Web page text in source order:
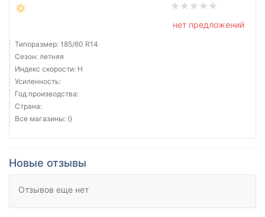
нет предложений
Типоразмер: 185/60 R14
Сезон: летняя
Индекс скорости: H
Усиленность:
Год производства:
Страна:
Все магазины: ()
Новые отзывы
Отзывов еще нет